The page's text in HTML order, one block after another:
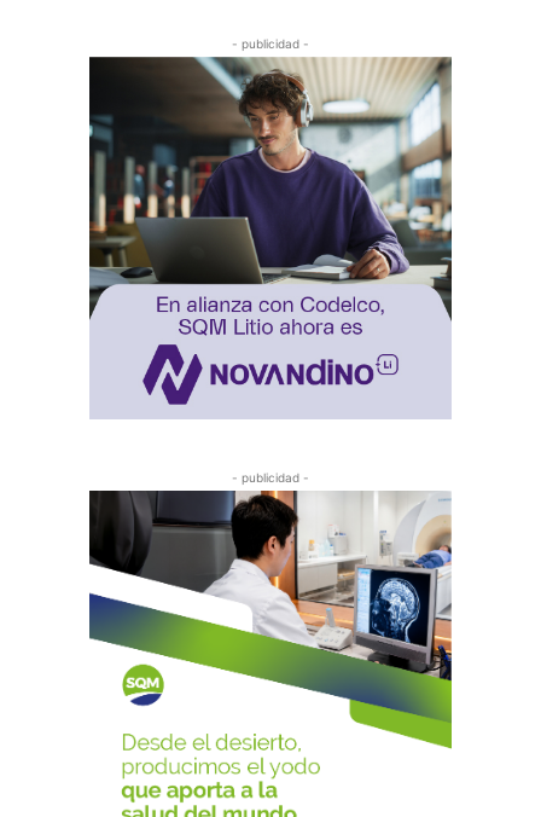
- publicidad -
- publicidad -